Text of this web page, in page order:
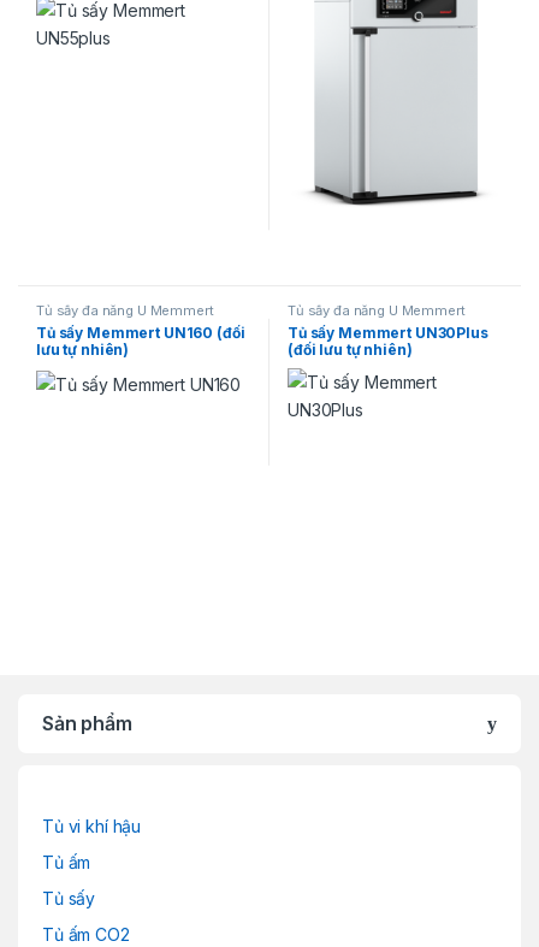
Tủ sấy đa năng U Memmert
Tủ sấy Memmert UN160 (đối
lưu tự nhiên)
Tủ sấy đa năng U Memmert
Tủ sấy Memmert UN30Plus
(đối lưu tự nhiên)
Sản phẩm
Tủ vi khí hậu
Tủ ấm
Tủ sấy
Tủ ấm CO2